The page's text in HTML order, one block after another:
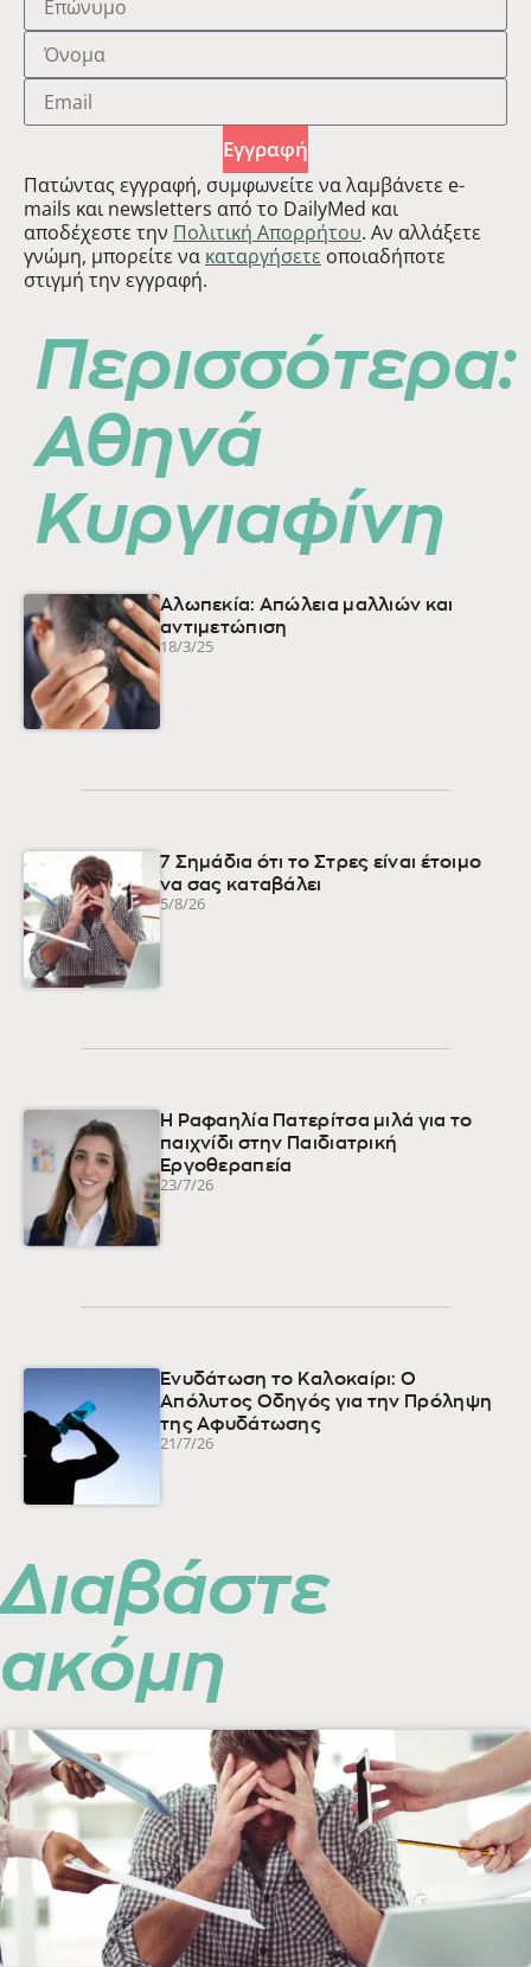
Εγγραφή
Πατώντας εγγραφή, συμφωνείτε να λαμβάνετε e-
mails και newsletters από το DailyMed και
αποδέχεστε την Πολιτική Απορρήτου. Αν αλλάξετε
γνώμη, μπορείτε να καταργήσετε οποιαδήποτε
στιγμή την εγγραφή.
Περισσότερα:
Αθηνά
Κυργιαφίνη
Αλωπεκία: Απώλεια μαλλιών και
αντιμετώπιση
18/3/25
7 Σημάδια ότι το Στρες είναι έτοιμο
να σας καταβάλει
5/8/26
Η Ραφαηλία Πατερίτσα μιλά για το
παιχνίδι στην Παιδιατρική
Εργοθεραπεία
23/7/26
Ενυδάτωση το Καλοκαίρι: Ο
Απόλυτος Οδηγός για την Πρόληψη
της Αφυδάτωσης
21/7/26
Διαβάστε
ακόμη